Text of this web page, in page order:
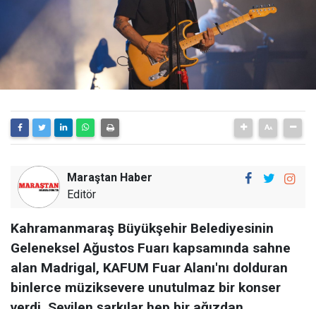
Maraştan Haber
Editör
Kahramanmaraş Büyükşehir Belediyesinin
Geleneksel Ağustos Fuarı kapsamında sahne
alan Madrigal, KAFUM Fuar Alanı'nı dolduran
binlerce müziksevere unutulmaz bir konser